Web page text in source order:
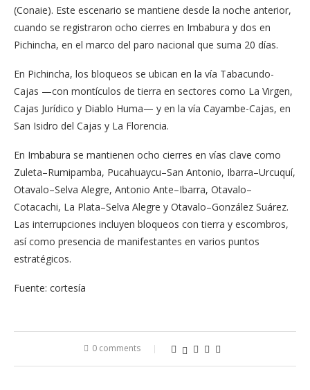
(Conaie). Este escenario se mantiene desde la noche anterior,
cuando se registraron ocho cierres en Imbabura y dos en
Pichincha, en el marco del paro nacional que suma 20 días.
En Pichincha, los bloqueos se ubican en la vía Tabacundo-
Cajas —con montículos de tierra en sectores como La Virgen,
Cajas Jurídico y Diablo Huma— y en la vía Cayambe-Cajas, en
San Isidro del Cajas y La Florencia.
En Imbabura se mantienen ocho cierres en vías clave como
Zuleta–Rumipamba, Pucahuaycu–San Antonio, Ibarra–Urcuquí,
Otavalo–Selva Alegre, Antonio Ante–Ibarra, Otavalo–
Cotacachi, La Plata–Selva Alegre y Otavalo–González Suárez.
Las interrupciones incluyen bloqueos con tierra y escombros,
así como presencia de manifestantes en varios puntos
estratégicos.
Fuente: cortesía
0 comments